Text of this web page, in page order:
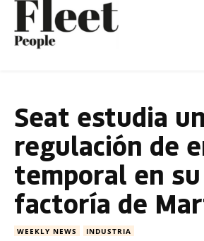
Seat estudia
regulación de
temporal en su
factoría de
WEEKLY NEWS INDUSTRIA